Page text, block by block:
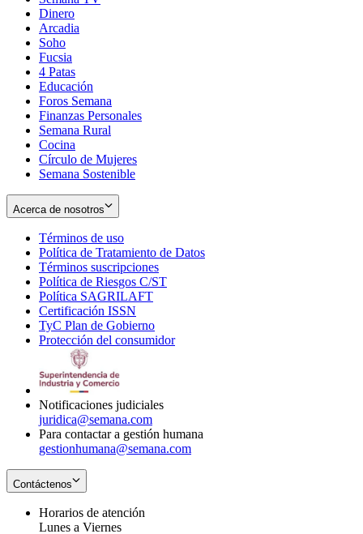
Dinero
Arcadia
Soho
in
new
window
Fucsia
in
new
window
4 Patas
Educación
Foros Semana
Finanzas Personales
Semana Rural
Cocina
Círculo de Mujeres
Semana Sostenible
Acerca de nosotros
Términos de uso
in
new
window
Política de Tratamiento de Datos
Términos suscripciones
in
Política de Riesgos C/ST
Política SAGRILAFT
new
window
Certificación ISSN
in
new
TyC Plan de Gobierno
in
Protección del consumidorOpens
Notificaciones judiciales
juridica@semana.com
Para contactar a gestión humana
gestionhumana@semana.com
Contáctenos
Horarios de atención
Lunes a Viernes